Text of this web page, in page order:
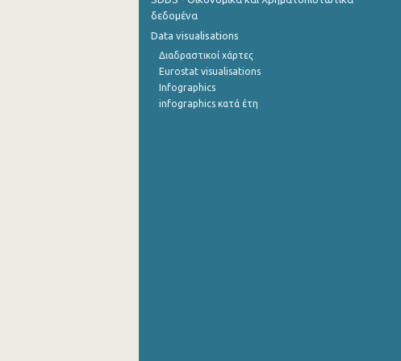
Σεπτεμβρίου 2022
Αυγούστου 2022
δεδομένα
Data visualisations
Διαδραστικοί χάρτες
Eurostat visualisations
Infographics
infographics κατά έτη